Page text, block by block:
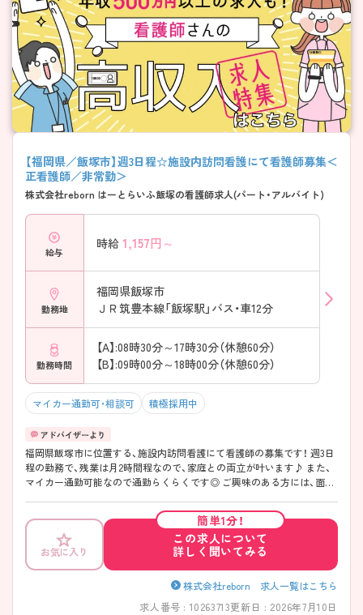
【福岡県／飯塚市】週3日程☆施設内訪問看護にて看護師募集＜
正看護師／非常勤＞
株式会社reborn はーとらいふ飯塚の看護師求人(パート・アルバイト)
給与
時給 1,157円～
勤務地
福岡県飯塚市
ＪＲ筑豊本線「飯塚駅」バス・車12分
勤務時間
【A】:08時30分～17時30分（休憩60分）
【B】:09時00分～18時00分（休憩60分）
マイカー通勤可・相談可 積極採用中
福岡県飯塚市に位置する、施設内訪問看護にて看護師の募集です！ 週3日
程の勤務で、残業は月2時間程なので、家庭との両立が叶います♪ また、
マイカー通勤可能なので通勤らくらくです◎ ご興味のある方には、面接
お気に入り
簡単1分！
この求人について
詳しく聞いてみる
株式会社reborn 求人一覧はこちら
求人番号 : 10263713更新日 : 2026年7月10日